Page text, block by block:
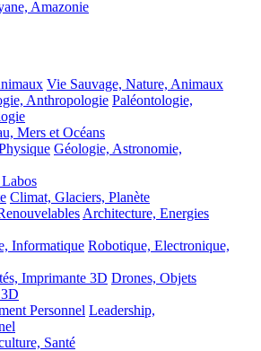
Amazonie
Vie Sauvage, Nature, Animaux
Anthropologie Paléontologie,
Mers et Océans
Géologie, Astronomie,
Climat, Glaciers, Planète
Architecture, Energies
Informatique Robotique, Electronique,
Imprimante 3D Drones, Objets
Personnel Leadership,
Santé